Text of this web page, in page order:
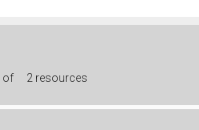
of 2 resources